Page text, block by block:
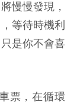
慢慢發現，
等待時機利
是你不會喜
票，在循環